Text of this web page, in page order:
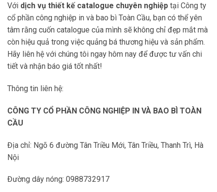
Với dịch vụ thiết kế catalogue chuyên nghiệp tại Công ty
cổ phần công nghiệp in và bao bì Toàn Cầu, bạn có thể yên
tâm rằng cuốn catalogue của mình sẽ không chỉ đẹp mắt mà
còn hiệu quả trong việc quảng bá thương hiệu và sản phẩm.
Hãy liên hệ với chúng tôi ngay hôm nay để được tư vấn chi
tiết và nhận báo giá tốt nhất!
Thông tin liên hệ:
CÔNG TY CỔ PHẦN CÔNG NGHIỆP IN VÀ BAO BÌ TOÀN
CẦU
Địa chỉ: Ngõ 6 đường Tân Triều Mới, Tân Triều, Thanh Trì, Hà
Nội
Đường dây nóng: 0988732917